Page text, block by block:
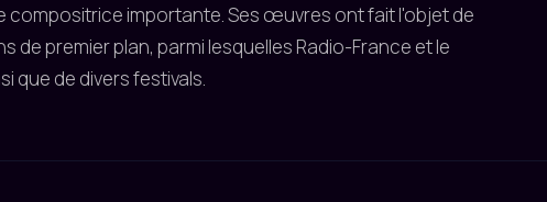
compositrice importante. Ses œuvres ont fait l'objet de
de premier plan, parmi lesquelles Radio-France et le
que de divers festivals.